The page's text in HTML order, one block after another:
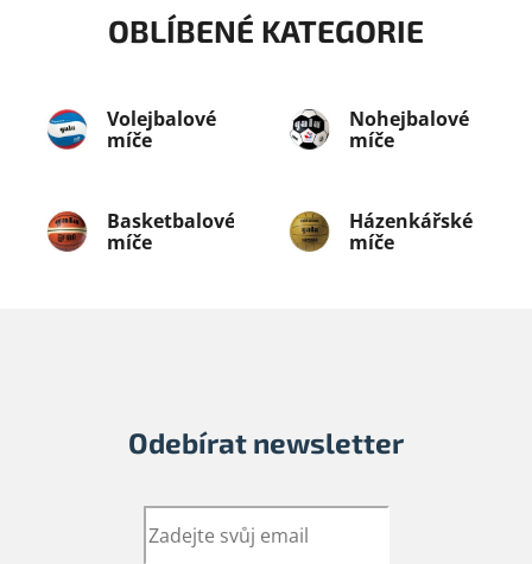
OBLÍBENÉ KATEGORIE
Volejbalové
míče
Nohejbalové
míče
Basketbalové
míče
Házenkářské
míče
Odebírat newsletter